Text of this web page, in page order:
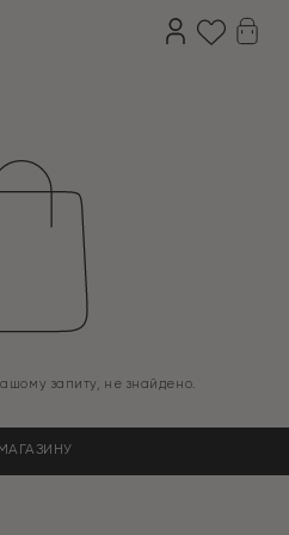
запиту, не знайдено.